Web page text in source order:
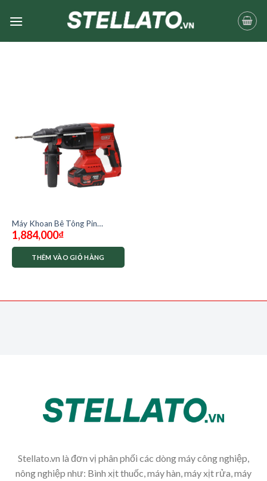
Máy Khoan Bê Tông Pin
Oshima M21-K3CN 28-D1(
chưa có pin và sạc)
1,884,000₫
THÊM VÀO GIỎ HÀNG
Stellato.vn là đơn vị phân phối các dòng máy công nghiệp,
nông nghiệp như: Bình xịt thuốc, máy hàn, máy xịt rửa, máy